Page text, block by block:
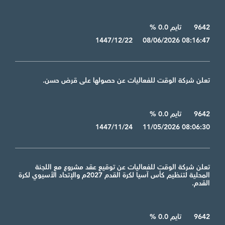
9642
تايم 0.0 %
1447/12/22 08/06/2026 08:16:47
تعلن شركة الوقت للفعاليات عن حصولها على قرض حسن.
9642
تايم 0.0 %
1447/11/24 11/05/2026 08:06:30
تعلن شركة الوقت للفعاليات عن توقيع عقد مشروع مع اللجنة
المحلية لتنظيم كأس آسيا لكرة القدم 2027م والإتحاد الأسيوي لكرة
القدم.
9642
تايم 0.0 %